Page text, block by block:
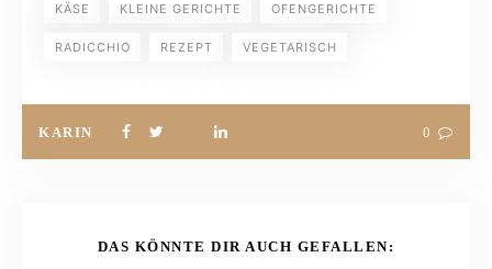
KÄSE KLEINE GERICHTE OFENGERICHTE
RADICCHIO REZEPT VEGETARISCH
KARIN 0
DAS KÖNNTE DIR AUCH GEFALLEN: